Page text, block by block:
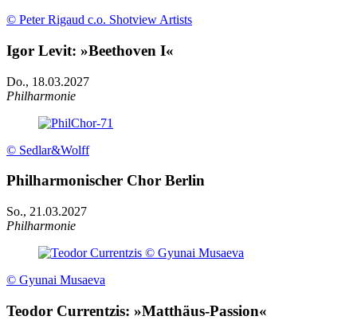
© Peter Rigaud c.o. Shotview Artists
Igor Levit: »Beethoven I«
Do., 18.03.2027
Philharmonie
© Sedlar&Wolff
Philharmonischer Chor Berlin
So., 21.03.2027
Philharmonie
© Gyunai Musaeva
Teodor Currentzis: »Matthäus-Passion«